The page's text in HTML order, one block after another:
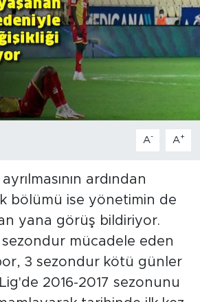
A- A+
ardından
bölümü ise yönetimin de
yana görüş bildiriyor.
sezondur mücadele eden
3 sezondur kötü günler
2016-2017 sezonunu